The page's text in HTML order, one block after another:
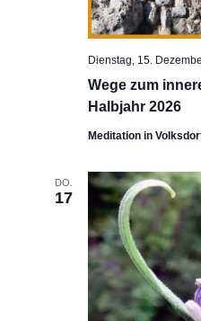
Wege zum
Halbjahr 2026
Dienstag, 15.
Meditation in
DO.
17